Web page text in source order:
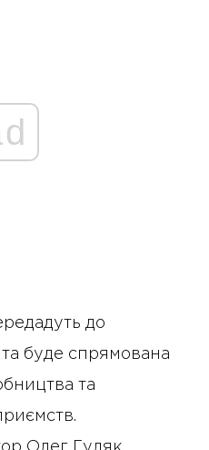
до
буде спрямована
та